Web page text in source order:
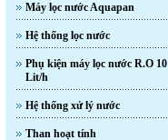
Máy lọc nước Aquapan
Hệ thống lọc nước
Phụ kiện máy lọc nước R.O 10
Lit/h
Hệ thống xử lý nước
Than hoạt tính